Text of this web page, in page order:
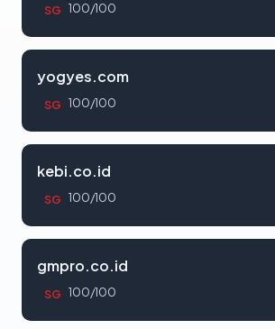
SG 100/100
yogyes.com
SG 100/100
kebi.co.id
SG 100/100
gmpro.co.id
SG 100/100